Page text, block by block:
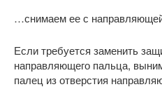
…снимаем ее с
Если требуется заменить
направляющего пальца,
палец из отверстия